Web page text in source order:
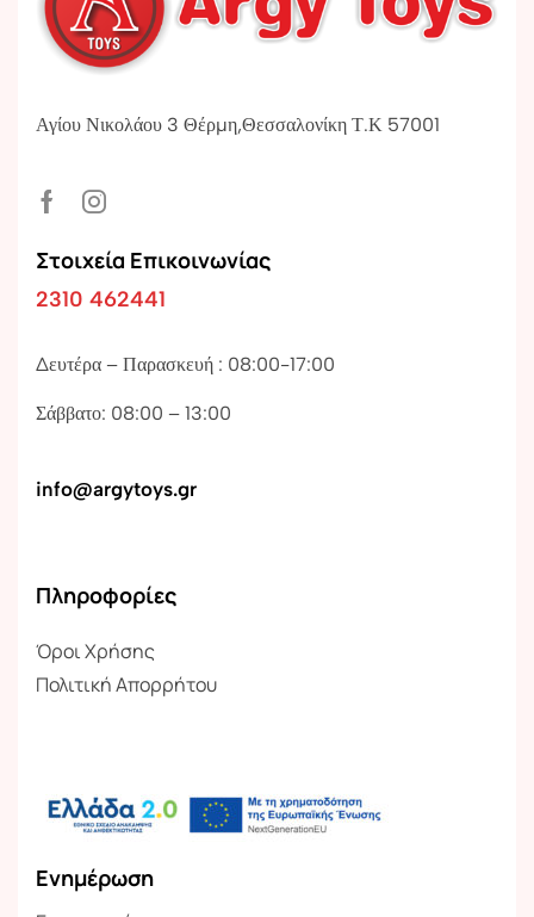
Αγίου Νικολάου 3 Θέρμη,Θεσσαλονίκη Τ.Κ 57001
Στοιχεία Επικοινωνίας
2310 462441
Δευτέρα – Παρασκευή : 08:00-17:00
Σάββατο: 08:00 – 13:00
info@argytoys.gr
Πληροφορίες
Όροι Χρήσης
Πολιτική Απορρήτου
Ενημέρωση